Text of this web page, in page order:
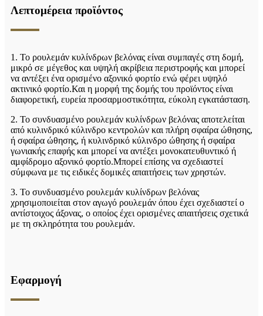
Λεπτομέρεια προϊόντος
1. Το ρουλεμάν κυλίνδρων βελόνας είναι συμπαγές στη δομή,
μικρό σε μέγεθος και υψηλή ακρίβεια περιστροφής και μπορεί
να αντέξει ένα ορισμένο αξονικό φορτίο ενώ φέρει υψηλό
ακτινικό φορτίο.Και η μορφή της δομής του προϊόντος είναι
διαφορετική, ευρεία προσαρμοστικότητα, εύκολη εγκατάσταση.
2. Το συνδυασμένο ρουλεμάν κυλίνδρων βελόνας αποτελείται
από κυλινδρικό κύλινδρο κεντρολών και πλήρη σφαίρα ώθησης,
ή σφαίρα ώθησης, ή κυλινδρικό κύλινδρο ώθησης ή σφαίρα
γωνιακής επαφής και μπορεί να αντέξει μονοκατευθυντικό ή
αμφίδρομο αξονικό φορτίο.Μπορεί επίσης να σχεδιαστεί
σύμφωνα με τις ειδικές δομικές απαιτήσεις των χρηστών.
3. Το συνδυασμένο ρουλεμάν κυλίνδρων βελόνας
χρησιμοποιείται στον αγωγό ρουλεμάν όπου έχει σχεδιαστεί ο
αντίστοιχος άξονας, ο οποίος έχει ορισμένες απαιτήσεις σχετικά
με τη σκληρότητα του ρουλεμάν.
Εφαρμογή